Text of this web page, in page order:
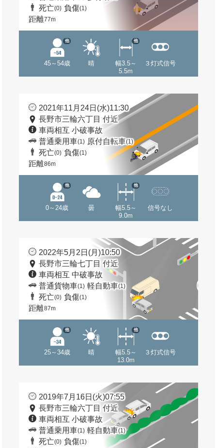
死亡(0) 負傷(1)
距離77m
45～54歳
他
晴
幅3.5～
5.5m
他
３灯式信号
2021年11月24日(水)11:30
長野市三輪六丁目 付近
車両相互 小破事故
普通乗用車(1) 原付自転車(1)
死亡(0) 負傷(1)
距離86m
0～24歳
他
曇
幅5.5～
9.0m
他
信号なし
2022年5月2日(月)10:50
長野市三輪七丁目 付近
車両相互 中破事故
普通貨物車(1) 軽自動車(1)
死亡(0) 負傷(1)
距離87m
25～34歳
他
晴
幅5.5～
13.0m
他
３灯式信号
2019年7月16日(火)07:55
長野市三輪六丁目 付近
車両相互 小破事故
普通乗用車(1) 軽自動車(1)
死亡(0) 負傷(1)